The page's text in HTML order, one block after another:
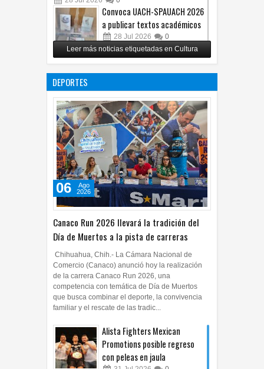
28 Jul 2026 0
Convoca UACH-SPAUACH 2026
a publicar textos académicos
28 Jul 2026 0
Copian proyecto pictórico del
28 Jul 2026 0
Leer más noticias etiquetadas en Cultura
DEPORTES
Canaco Run 2026 llevará la tradición del
Día de Muertos a la pista de carreras
06
Ago
2026
Chihuahua, Chih.- La Cámara Nacional de
Comercio (Canaco) anunció hoy la realización
de la carrera Canaco Run 2026, una
competencia con temática de Día de Muertos
que busca combinar el deporte, la convivencia
familiar y el rescate de las tradic...
Alista Fighters Mexican
Promotions posible regreso
con peleas en jaula